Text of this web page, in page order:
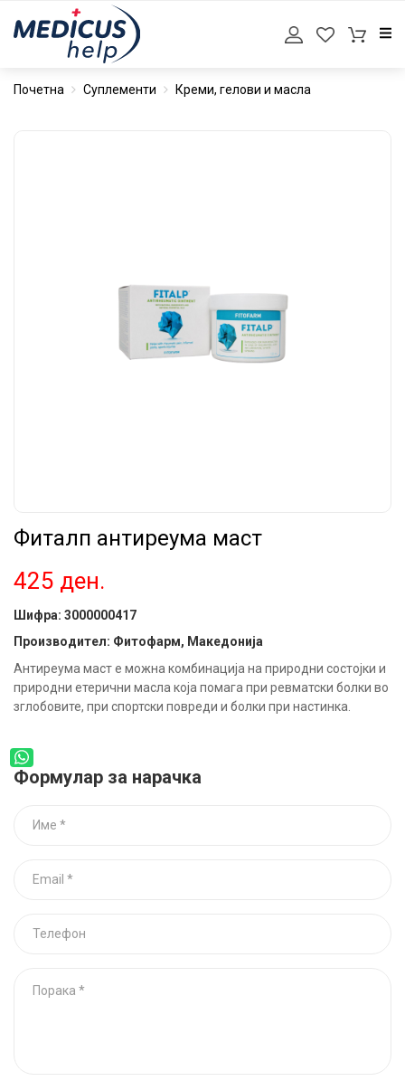
Почетна Суплементи Креми, гелови и масла
Фиталп антиреума маст
425 ден.
Шифра: 3000000417
Производител: Фитофарм, Македонија
Антиреума маст е можна комбинација на природни состојки и
природни етерични масла која помага при ревматски болки во
зглобовите, при спортски повреди и болки при настинка.
Формулар за нарачка